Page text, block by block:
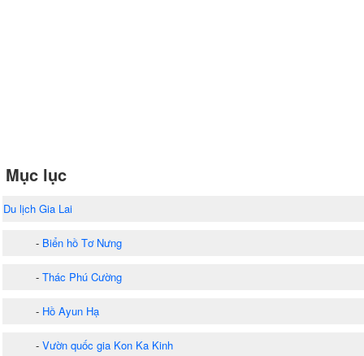
Mục lục
Du lịch Gia Lai
- Biển hồ Tơ Nưng
- Thác Phú Cường
- Hồ Ayun Hạ
- Vườn quốc gia Kon Ka Kinh